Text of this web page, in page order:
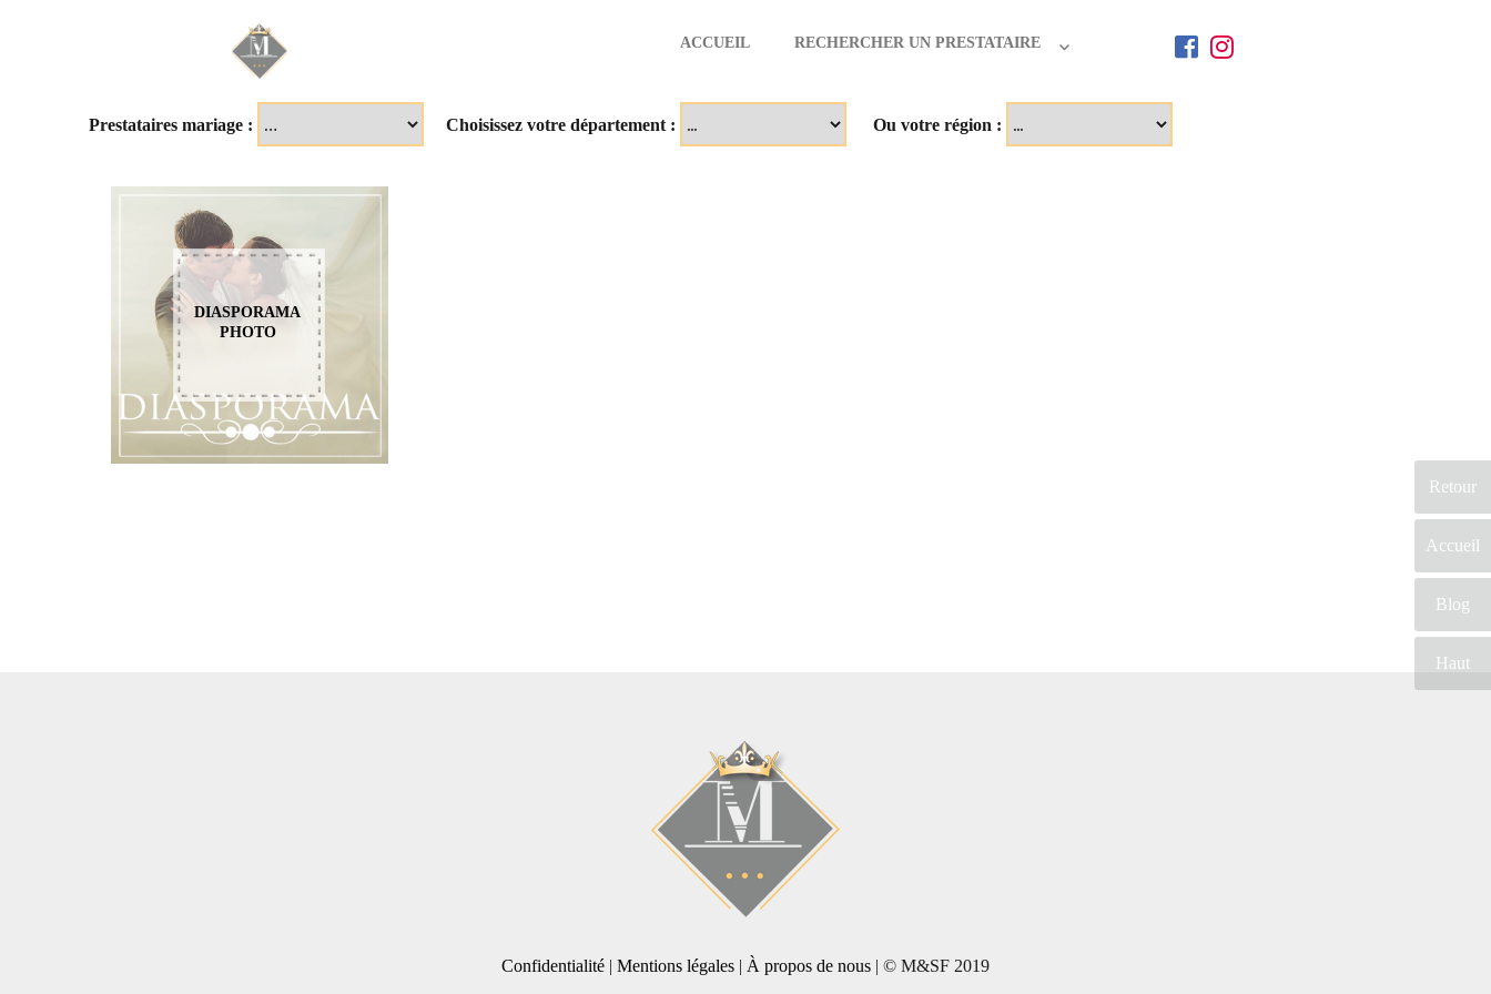
Mariage & Savoir faire
ACCUEIL RECHERCHER UN PRESTATAIRE
Retour
Accueil
Blog
Haut
Prestataires mariage : Choisissez votre département : Ou votre région :
DIASPORAMA
PHOTO
Confidentialité| Mentions légales| À propos de nous| © M&SF 2019